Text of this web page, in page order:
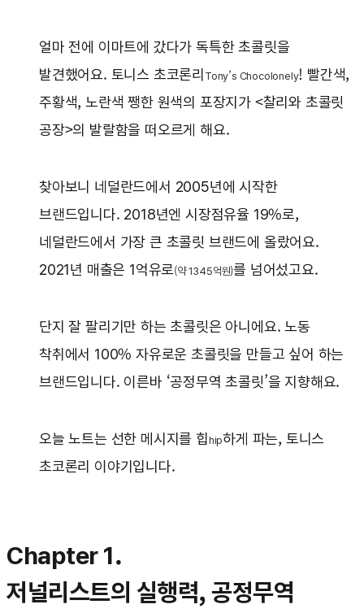
얼마 전에 이마트에 갔다가 독특한 초콜릿을
발견했어요. 토니스 초코론리 Tony’s Chocolonely! 빨간색,
주황색, 노란색 쨍한 원색의 포장지가 <찰리와 초콜릿
공장>의 발랄함을 떠오르게 해요.
찾아보니 네덜란드에서 2005년에 시작한
브랜드입니다. 2018년엔 시장점유율 19%로,
네덜란드에서 가장 큰 초콜릿 브랜드에 올랐어요.
2021년 매출은 1억유로(약 1345억원)를 넘어섰고요.
단지 잘 팔리기만 하는 초콜릿은 아니에요. 노동
착취에서 100% 자유로운 초콜릿을 만들고 싶어 하는
브랜드입니다. 이른바 ‘공정무역 초콜릿’을 지향해요.
오늘 노트는 선한 메시지를 힙hip하게 파는, 토니스
초코론리 이야기입니다.
Chapter 1.
저널리스트의 실행력, 공정무역